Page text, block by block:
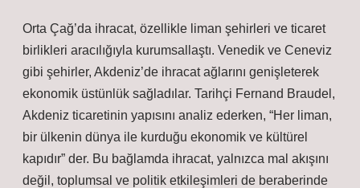
Orta Çağ’da ihracat, özellikle liman şehirleri ve ticaret
birlikleri aracılığıyla kurumsallaştı. Venedik ve Ceneviz
gibi şehirler, Akdeniz’de ihracat ağlarını genişleterek
ekonomik üstünlük sağladılar. Tarihçi Fernand Braudel,
Akdeniz ticaretinin yapısını analiz ederken, “Her liman,
bir ülkenin dünya ile kurduğu ekonomik ve kültürel
kapıdır” der. Bu bağlamda ihracat, yalnızca mal akışını
değil, toplumsal ve politik etkileşimleri de beraberinde